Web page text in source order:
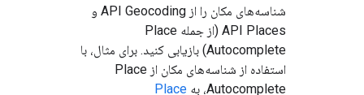
شناسه‌های مکان را از API Geocoding و
API Places (از جمله Place
Autocomplete) بازیابی کنید. برای مثال، با
استفاده از شناسه‌های مکان از Place
Autocomplete، به
Place